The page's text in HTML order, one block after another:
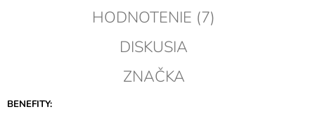
HODNOTENIE (7)
DISKUSIA
ZNAČKA
BENEFITY: